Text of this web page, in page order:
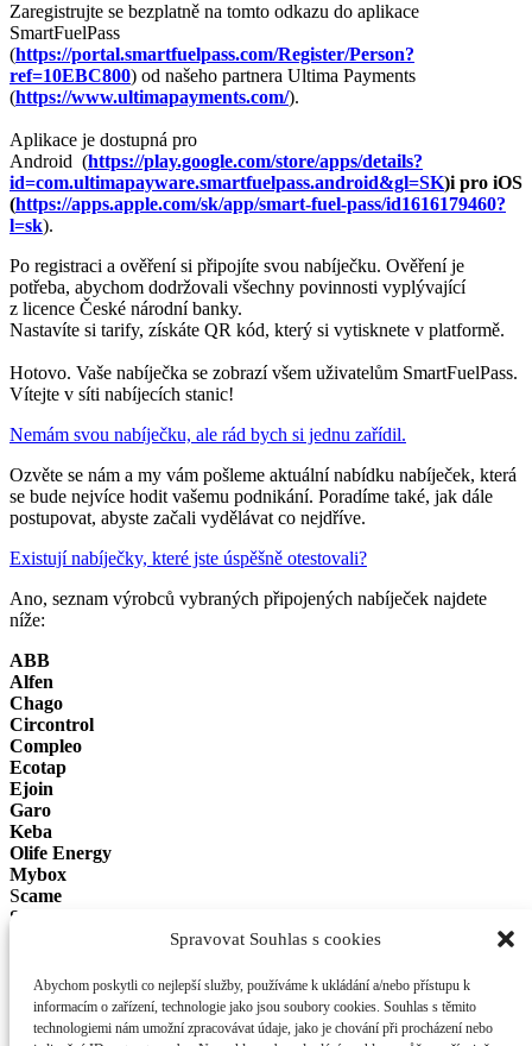
Spravovat Souhlas s cookies
Abychom poskytli co nejlepší služby, používáme k ukládání a/nebo přístupu k
informacím o zařízení, technologie jako jsou soubory cookies. Souhlas s těmito
technologiemi nám umožní zpracovávat údaje, jako je chování při procházení nebo
Zaregistrujte se bezplatně na tomto odkazu do aplikace
SmartFuelPass
(https://portal.smartfuelpass.com/Register/Person?
ref=10EBC800) od našeho partnera Ultima Payments
(https://www.ultimapayments.com/).
Aplikace je dostupná pro
Android (https://play.google.com/store/apps/details?
id=com.ultimapayware.smartfuelpass.android&gl=SK)i pro iOS
(https://apps.apple.com/sk/app/smart-fuel-pass/id1616179460?
l=sk).
Po registraci a ověření si připojíte svou nabíječku. Ověření je
potřeba, abychom dodržovali všechny povinnosti vyplývající
z licence České národní banky.
Nastavíte si tarify, získáte QR kód, který si vytisknete v platformě.
Hotovo. Vaše nabíječka se zobrazí všem uživatelům SmartFuelPass.
Vítejte v síti nabíjecích stanic!
Nemám svou nabíječku, ale rád bych si jednu zařídil.
Ozvěte se nám a my vám pošleme aktuální nabídku nabíječek, která
se bude nejvíce hodit vašemu podnikání. Poradíme také, jak dále
postupovat, abyste začali vydělávat co nejdříve.
Existují nabíječky, které jste úspěšně otestovali?
Ano, seznam výrobců vybraných připojených nabíječek najdete
níže:
ABB
Alfen
Chago
Circontrol
Compleo
Ecotap
Ejoin
Garo
Keba
Olife Energy
Mybox
Scame
Schrack
obchod@future-charger.cz